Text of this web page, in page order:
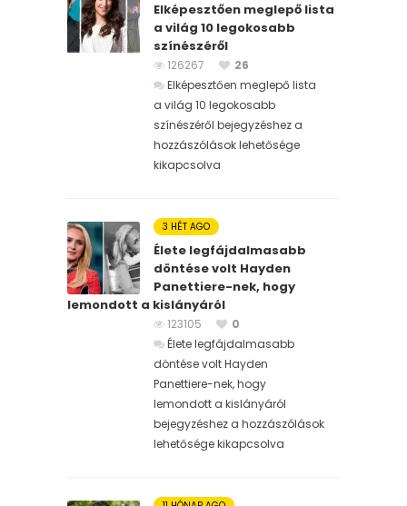
Elképesztően meglepő lista
a világ 10 legokosabb
színészéről
126267
26
Elképesztően meglepő lista
a világ 10 legokosabb
színészéről bejegyzéshez a
hozzászólások lehetősége
kikapcsolva
3 HÉT AGO
Élete legfájdalmasabb
döntése volt Hayden
Panettiere-nek, hogy
lemondott a kislányáról
123105
0
Élete legfájdalmasabb
döntése volt Hayden
Panettiere-nek, hogy
lemondott a kislányáról
bejegyzéshez a hozzászólások
lehetősége kikapcsolva